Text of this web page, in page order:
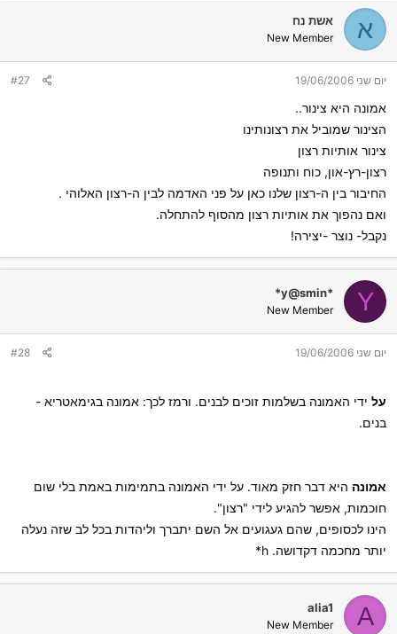
א אשת נח
New Member
יום שני 19/06/2006 #27
אמונה היא צינור..
הצינור שמוביל את רצונותינו
צינור אותיות רצון
רצון-רץ-און, כוח ותנופה
החיבור בין ה-רצון שלנו כאן על פני האדמה לבין ה-רצון האלוהי .
ואם נהפוך את אותיות רצון מהסוף להתחלה.
נקבל- נוצר -יצירה!
Y
*y@smin*
New Member
יום שני 19/06/2006 #28
על ידי האמונה בשלמות זוכים לבנים. ורמז לכך: אמונה בגימאטריא -
בנים.
אמונה היא דבר חזק מאוד. על ידי האמונה בתמימות באמת בלי שום
חוכמות, אפשר להגיע לידי "רצון".
הינו לכסופים, שהם געגועים אל השם יתברך וליהדות בכל לב שזה נעלה
יותר מחכמה דקדושה. h*
A
alia1
New Member